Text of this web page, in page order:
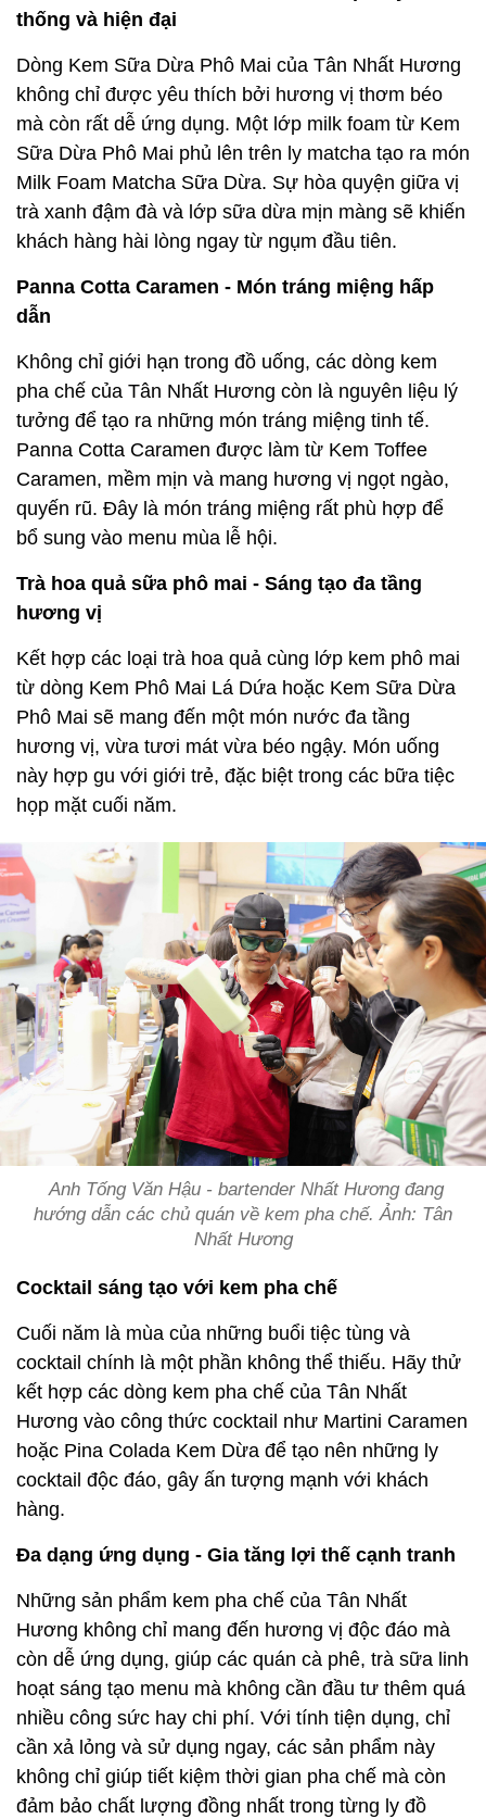
thống và hiện đại
Dòng Kem Sữa Dừa Phô Mai của Tân Nhất Hương
không chỉ được yêu thích bởi hương vị thơm béo
mà còn rất dễ ứng dụng. Một lớp milk foam từ Kem
Sữa Dừa Phô Mai phủ lên trên ly matcha tạo ra món
Milk Foam Matcha Sữa Dừa. Sự hòa quyện giữa vị
trà xanh đậm đà và lớp sữa dừa mịn màng sẽ khiến
khách hàng hài lòng ngay từ ngụm đầu tiên.
Panna Cotta Caramen - Món tráng miệng hấp
dẫn
Không chỉ giới hạn trong đồ uống, các dòng kem
pha chế của Tân Nhất Hương còn là nguyên liệu lý
tưởng để tạo ra những món tráng miệng tinh tế.
Panna Cotta Caramen được làm từ Kem Toffee
Caramen, mềm mịn và mang hương vị ngọt ngào,
quyến rũ. Đây là món tráng miệng rất phù hợp để
bổ sung vào menu mùa lễ hội.
Trà hoa quả sữa phô mai - Sáng tạo đa tầng
hương vị
Kết hợp các loại trà hoa quả cùng lớp kem phô mai
từ dòng Kem Phô Mai Lá Dứa hoặc Kem Sữa Dừa
Phô Mai sẽ mang đến một món nước đa tầng
hương vị, vừa tươi mát vừa béo ngậy. Món uống
này hợp gu với giới trẻ, đặc biệt trong các bữa tiệc
họp mặt cuối năm.
Anh Tống Văn Hậu - bartender Nhất Hương đang
hướng dẫn các chủ quán về kem pha chế. Ảnh: Tân
Nhất Hương
Cocktail sáng tạo với kem pha chế
Cuối năm là mùa của những buổi tiệc tùng và
cocktail chính là một phần không thể thiếu. Hãy thử
kết hợp các dòng kem pha chế của Tân Nhất
Hương vào công thức cocktail như Martini Caramen
hoặc Pina Colada Kem Dừa để tạo nên những ly
cocktail độc đáo, gây ấn tượng mạnh với khách
hàng.
Đa dạng ứng dụng - Gia tăng lợi thế cạnh tranh
Những sản phẩm kem pha chế của Tân Nhất
Hương không chỉ mang đến hương vị độc đáo mà
còn dễ ứng dụng, giúp các quán cà phê, trà sữa linh
hoạt sáng tạo menu mà không cần đầu tư thêm quá
nhiều công sức hay chi phí. Với tính tiện dụng, chỉ
cần xả lỏng và sử dụng ngay, các sản phẩm này
không chỉ giúp tiết kiệm thời gian pha chế mà còn
đảm bảo chất lượng đồng nhất trong từng ly đồ